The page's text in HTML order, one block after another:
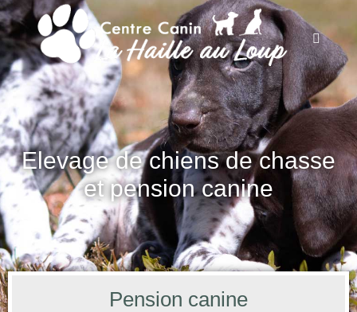
Elevage de chiens de chasse
et pension canine
Pension canine